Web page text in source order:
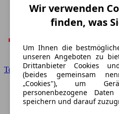
Toyota
Wir verwenden
finden, was
Um Ihnen die
unseren Angeboten zu
Drittanbieter Cookies
(beides gemeinsam
„Cookies"), um
personenbezogene
speichern und darauf